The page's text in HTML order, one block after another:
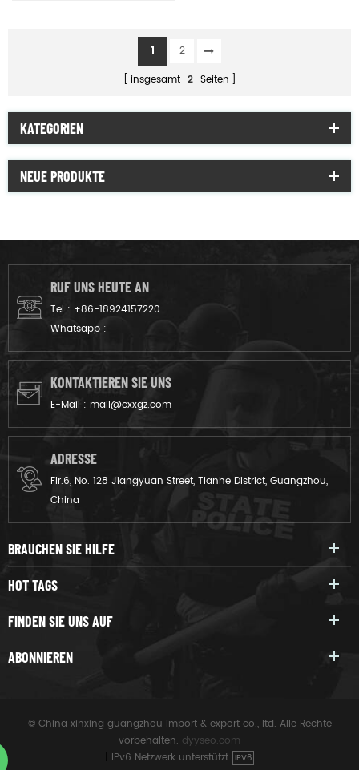
1
2
insgesamt 2 Seiten
KATEGORIEN
NEUE PRODUKTE
RUF UNS HEUTE AN
Tel : +86-18924157220
Whatsapp :
KONTAKTIEREN SIE UNS
E-Mail : mail@cxxgz.com
ADRESSE
Flr.6, No. 128 Jiangyuan Street, Tianhe District, Guangzhou,
China
BRAUCHEN SIE HILFE
HOT TAGS
FINDEN SIE UNS AUF
ABONNIEREN
© China xinxing guangzhou import & export co., ltd. Alle Rechte
vorbehalten. dyyseo.com
IPv6 Netzwerk unterstützt IPV6